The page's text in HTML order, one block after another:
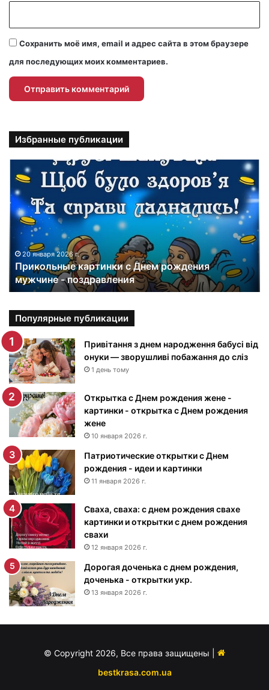
Сохранить моё имя, email и адрес сайта в этом браузере
для последующих моих комментариев.
Избранные публикации
и
к
о
к
т
и
н
к
и
с
Д
н
м
р
о
ж
д
е
н
и
я
м
у
ж
ч
и
20 января 2026 г.
Прикольные картинки с Днем рождения
мужчине - поздравления
Популярные публикации
Привітання з днем народження бабусі від
онуки — зворушливі побажання до сліз
1 день тому
Открытка с Днем рождения жене -
картинки - открытка с Днем рождения
жене
10 января 2026 г.
Патриотические открытки с Днем
рождения - идеи и картинки
11 января 2026 г.
Сваха, сваха: с днем рождения свахе
картинки и открытки с днем рождения
свахи
12 января 2026 г.
Дорогая доченька с днем рождения,
доченька - открытки укр.
13 января 2026 г.
© Copyright 2026, Все права защищены |
bestkrasa.com.ua